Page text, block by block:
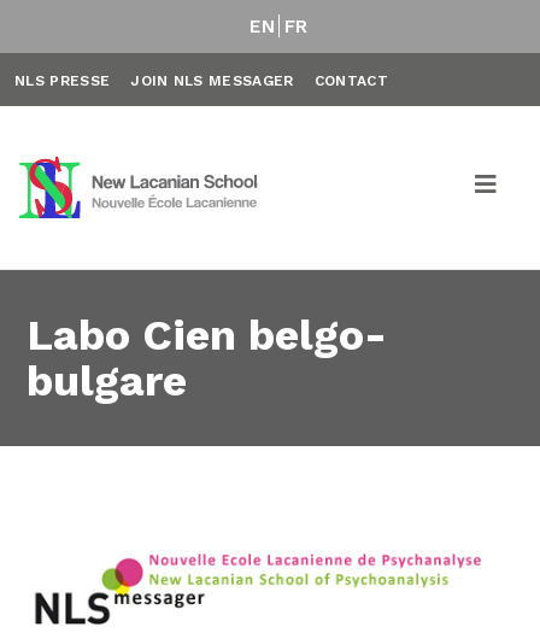
EN FR
NLS PRESSE JOIN NLS MESSAGER CONTACT
Labo Cien belgo-
bulgare